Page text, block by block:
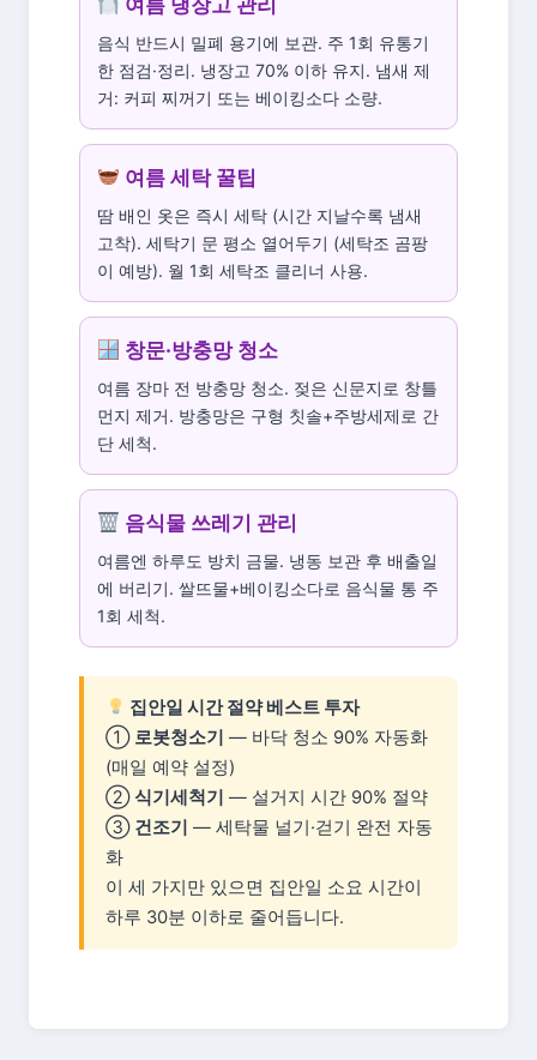
여름 냉장고 관리
음식 반드시 밀폐 용기에 보관. 주 1회 유통기
한 점검·정리. 냉장고 70% 이하 유지. 냄새 제
거: 커피 찌꺼기 또는 베이킹소다 소량.
여름 세탁 꿀팁
땀 배인 옷은 즉시 세탁 (시간 지날수록 냄새
고착). 세탁기 문 평소 열어두기 (세탁조 곰팡
이 예방). 월 1회 세탁조 클리너 사용.
창문·방충망 청소
여름 장마 전 방충망 청소. 젖은 신문지로 창틀
먼지 제거. 방충망은 구형 칫솔+주방세제로 간
단 세척.
음식물 쓰레기 관리
여름엔 하루도 방치 금물. 냉동 보관 후 배출일
에 버리기. 쌀뜨물+베이킹소다로 음식물 통 주
1회 세척.
집안일 시간 절약 베스트 투자
① 로봇청소기 — 바닥 청소 90% 자동화
(매일 예약 설정)
② 식기세척기 — 설거지 시간 90% 절약
③ 건조기 — 세탁물 널기·걷기 완전 자동
화
이 세 가지만 있으면 집안일 소요 시간이
하루 30분 이하로 줄어듭니다.